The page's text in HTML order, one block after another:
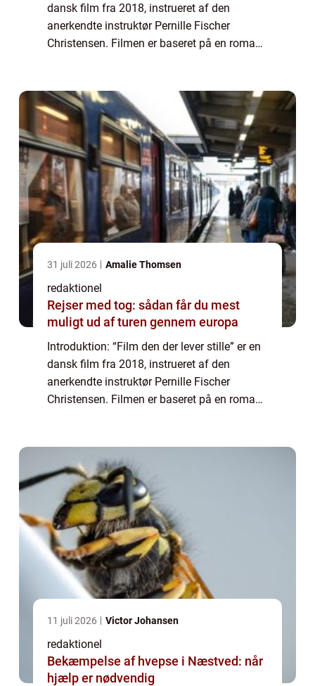
dansk film fra 2018, instrueret af den
anerkendte instruktør Pernille Fischer
Christensen. Filmen er baseret på en roman
31 juli 2026 Amalie Thomsen
redaktionel
Rejser med tog: sådan får du mest
muligt ud af turen gennem europa
Introduktion: “Film den der lever stille” er en
dansk film fra 2018, instrueret af den
anerkendte instruktør Pernille Fischer
Christensen. Filmen er baseret på en roman
11 juli 2026 Victor Johansen
redaktionel
Bekæmpelse af hvepse i Næstved: når
hjælp er nødvendig